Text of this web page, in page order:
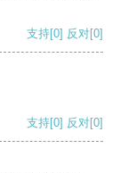
支持[0] 反对[0]
支持[0] 反对[0]